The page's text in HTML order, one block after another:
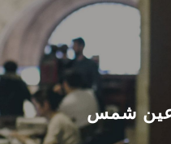
الرئيسيـة
عن الجامعة
القطاعـات عين شمس